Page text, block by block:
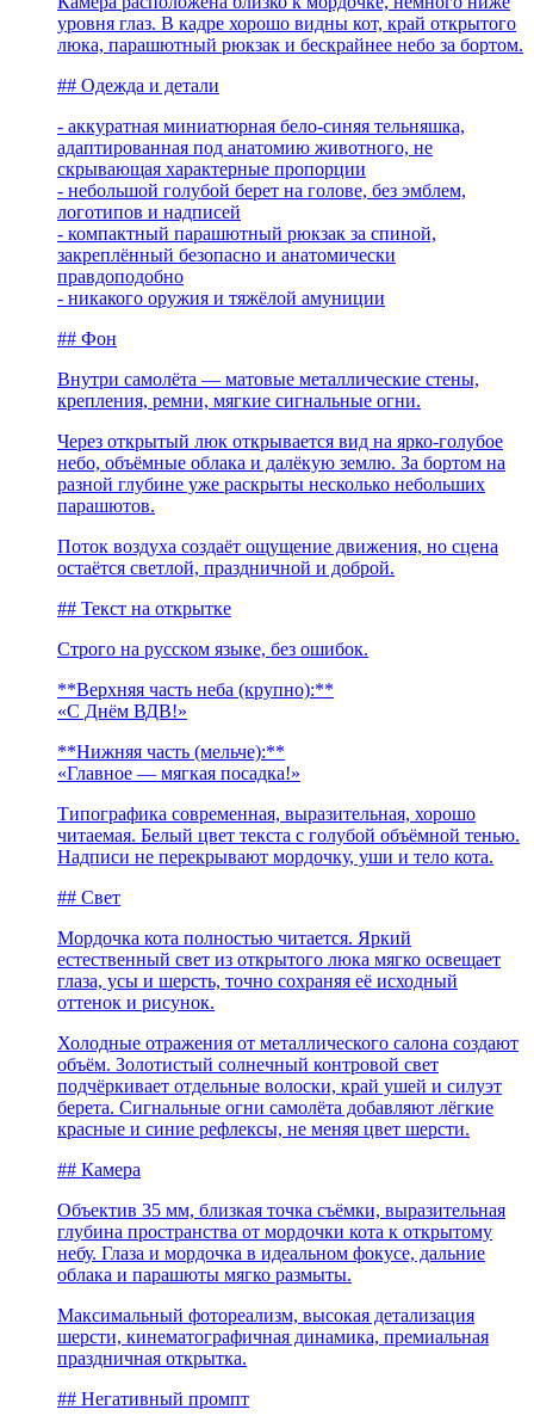
уровня глаз. В кадре хорошо видны кот, край открытого
люка, парашютный рюкзак и бескрайнее небо за бортом.
## Одежда и детали
- аккуратная миниатюрная бело-синяя тельняшка,
адаптированная под анатомию животного, не
скрывающая характерные пропорции
- небольшой голубой берет на голове, без эмблем,
логотипов и надписей
- компактный парашютный рюкзак за спиной,
закреплённый безопасно и анатомически
правдоподобно
- никакого оружия и тяжёлой амуниции
## Фон
Внутри самолёта — матовые металлические стены,
крепления, ремни, мягкие сигнальные огни.
Через открытый люк открывается вид на ярко-голубое
небо, объёмные облака и далёкую землю. За бортом на
разной глубине уже раскрыты несколько небольших
парашютов.
Поток воздуха создаёт ощущение движения, но сцена
остаётся светлой, праздничной и доброй.
## Текст на открытке
Строго на русском языке, без ошибок.
**Верхняя часть неба (крупно):**
«С Днём ВДВ!»
**Нижняя часть (мельче):**
«Главное — мягкая посадка!»
Типографика современная, выразительная, хорошо
читаемая. Белый цвет текста с голубой объёмной тенью.
Надписи не перекрывают мордочку, уши и тело кота.
## Свет
Мордочка кота полностью читается. Яркий
естественный свет из открытого люка мягко освещает
глаза, усы и шерсть, точно сохраняя её исходный
оттенок и рисунок.
Холодные отражения от металлического салона создают
объём. Золотистый солнечный контровой свет
подчёркивает отдельные волоски, край ушей и силуэт
берета. Сигнальные огни самолёта добавляют лёгкие
красные и синие рефлексы, не меняя цвет шерсти.
## Камера
Объектив 35 мм, близкая точка съёмки, выразительная
глубина пространства от мордочки кота к открытому
небу. Глаза и мордочка в идеальном фокусе, дальние
облака и парашюты мягко размыты.
Максимальный фотореализм, высокая детализация
шерсти, кинематографичная динамика, премиальная
праздничная открытка.
## Негативный промпт